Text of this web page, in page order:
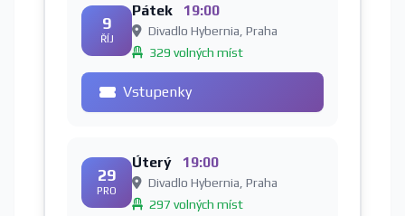
9
ŘÍJ
Pátek 19:00
Divadlo Hybernia, Praha
329 volných míst
Vstupenky
29
PRO
Úterý 19:00
Divadlo Hybernia, Praha
297 volných míst